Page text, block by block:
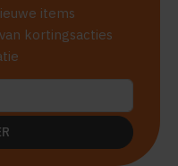
items
kortingsacties